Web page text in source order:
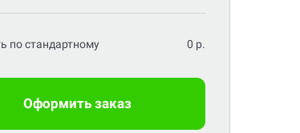
по стандартному
0 р.
Оформить заказ